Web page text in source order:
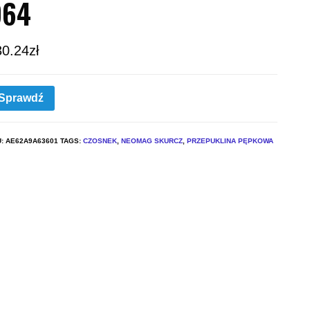
zł
AE62A9A63601 TAGS: CZOSNEK NEOMAG SKURCZ PRZEPUKLINA PĘPKOWA